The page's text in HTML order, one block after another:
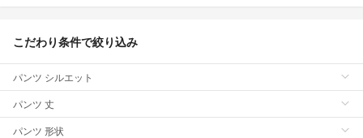
こだわり条件で絞り込み
パンツ シルエット
パンツ 丈
パンツ 形状